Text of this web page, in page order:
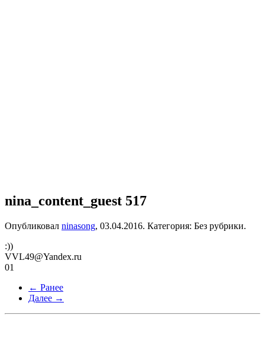
nina_content_guest 517
Опубликовал ninasong, 03.04.2016. Категория: Без рубрики.
:))
VVL49@Yandex.ru
01
← Ранее
Далее →